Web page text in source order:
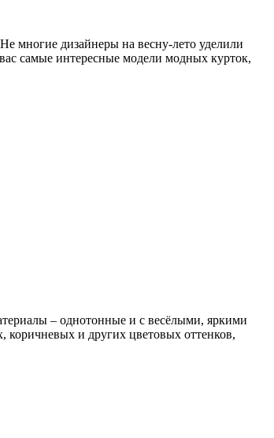
многие дизайнеры на весну-лето уделили
самые интересные модели модных курток,
– однотонные и с весёлыми, яркими
и других цветовых оттенков,